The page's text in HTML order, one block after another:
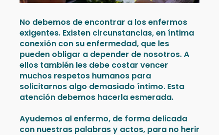
No debemos de encontrar a los enfermos
exigentes. Existen circunstancias, en íntima
conexión con su enfermedad, que les
pueden obligar a depender de nosotros. A
ellos también les debe costar vencer
muchos respetos humanos para
solicitarnos algo demasiado íntimo. Esta
atención debemos hacerla esmerada.
Ayudemos al enfermo, de forma delicada
con nuestras palabras y actos, para no herir